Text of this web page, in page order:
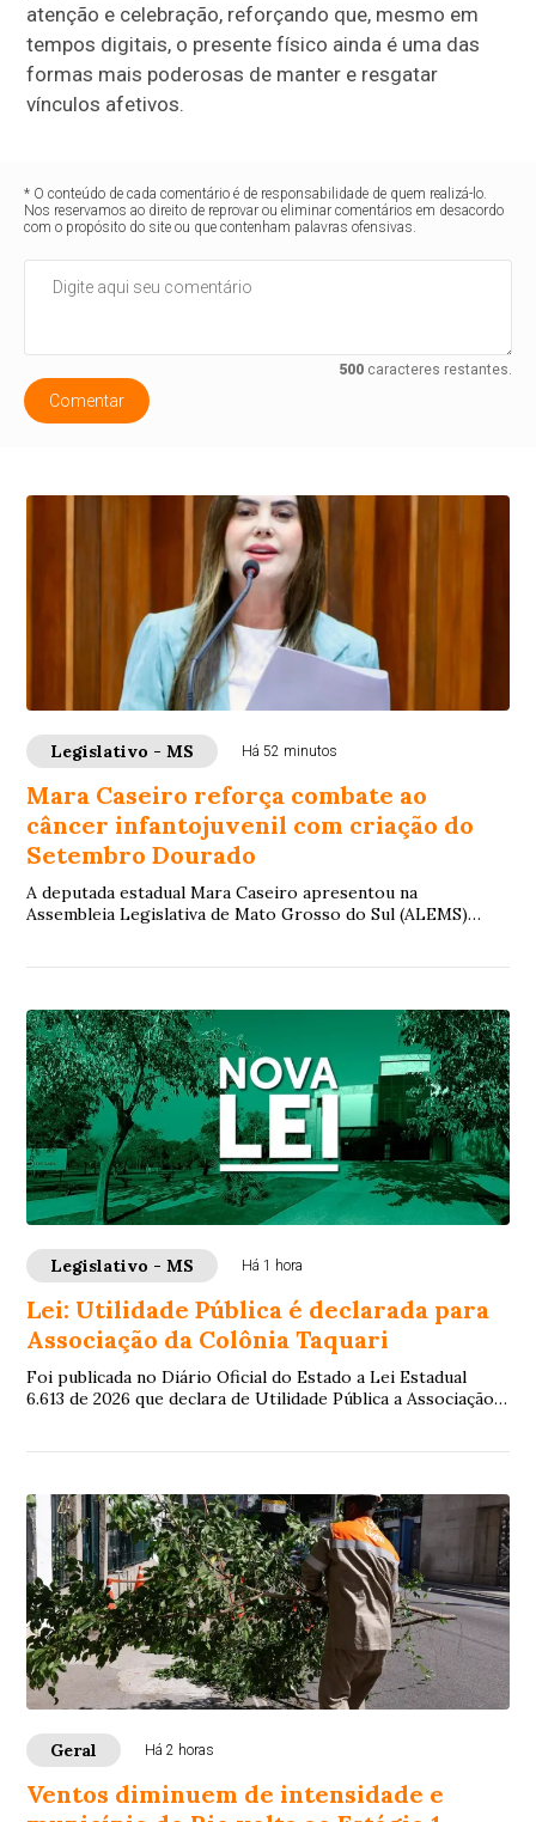
atenção e celebração, reforçando que, mesmo em
tempos digitais, o presente físico ainda é uma das
formas mais poderosas de manter e resgatar
vínculos afetivos.
* O conteúdo de cada comentário é de responsabilidade de quem realizá-lo.
Nos reservamos ao direito de reprovar ou eliminar comentários em desacordo
com o propósito do site ou que contenham palavras ofensivas.
500caracteres restantes.
Comentar
Legislativo - MS Há 52 minutos
Mara Caseiro reforça combate ao
câncer infantojuvenil com criação do
Setembro Dourado
A deputada estadual Mara Caseiro apresentou na
Assembleia Legislativa de Mato Grosso do Sul (ALEMS)
Legislativo - MS Há 1 hora
Lei: Utilidade Pública é declarada para
Associação da Colônia Taquari
Foi publicada no Diário Oficial do Estado a Lei Estadual
6.613 de 2026 que declara de Utilidade Pública a Associação
Geral Há 2 horas
Ventos diminuem de intensidade e